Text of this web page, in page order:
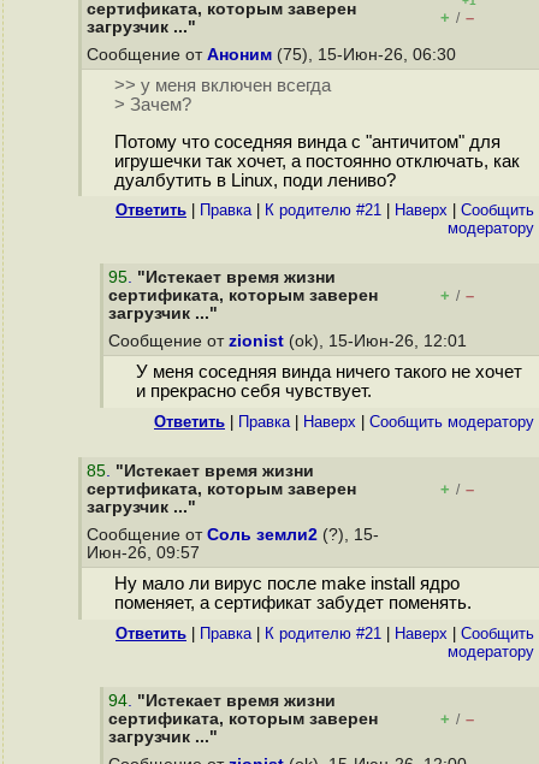
сертификата, которым заверен
загрузчик ..."
+ / –
Сообщение от Аноним (75), 15-Июн-26, 06:30
>> у меня включен всегда
> Зачем?
Потому что соседняя винда с "античитом" для
игрушечки так хочет, а постоянно отключать, как
дуалбутить в Linux, поди лениво?
Ответить Правка| К родителю #21 Наверх
Cообщить
модератору
95. "Истекает время жизни
сертификата, которым заверен
загрузчик ..."
+ / –
Сообщение от zionist (ok), 15-Июн-26, 12:01
У меня соседняя винда ничего такого не хочет
и прекрасно себя чувствует.
Ответить Правка| Наверх Cообщить модератору
85. "Истекает время жизни
сертификата, которым заверен
загрузчик ..."
+ / –
Сообщение от Соль земли2 (?), 15-
Июн-26, 09:57
Ну мало ли вирус после make install ядро
поменяет, а сертификат забудет поменять.
Ответить Правка| К родителю #21 Наверх
Cообщить
модератору
94. "Истекает время жизни
сертификата, которым заверен
загрузчик ..."
+ / –